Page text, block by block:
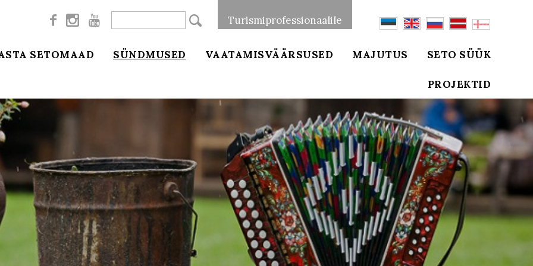
Turismiprofessionaalile
  
SETOMAAD SÜNDMUSED VAATAMISVÄÄRSUSED MAJUTUS SETO SÜÜK
PROJEKTID